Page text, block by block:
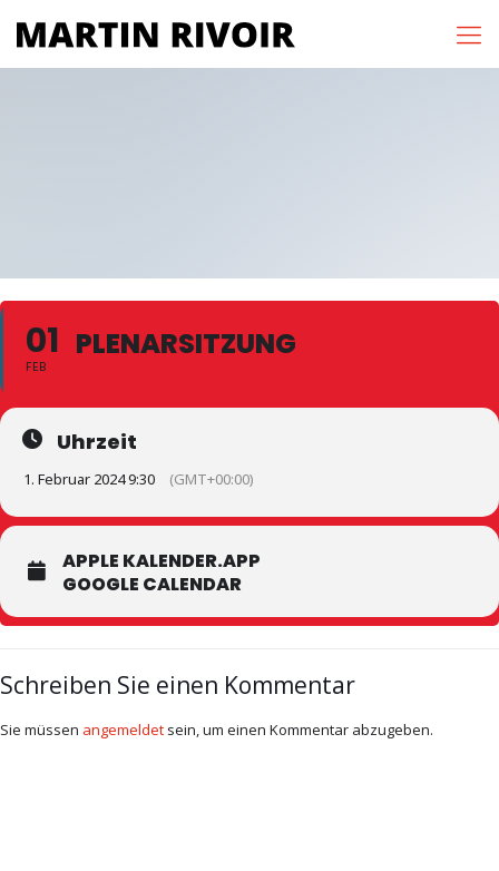
01
FEB
PLENARSITZUNG
Uhrzeit
1. Februar 2024 9:30 (GMT+00:00)
APPLE KALENDER.APP
GOOGLE CALENDAR
Schreiben Sie einen Kommentar
Sie müssen angemeldet sein, um einen Kommentar abzugeben.